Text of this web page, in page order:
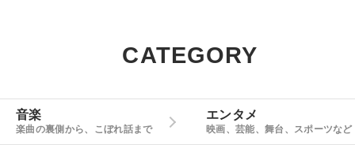
CATEGORY
音楽
楽曲の裏側から、こぼれ話まで
エンタメ
映画、芸能、舞台、スポーツなど